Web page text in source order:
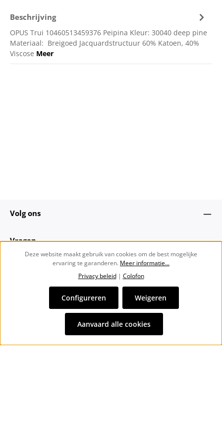
Beschrijving
OPUS Trui 10460513459376 Peipina Kleur: 30040 deep pine
Materiaal: Breigoed Jacquardstructuur 60% Katoen, 40%
Viscose Meer
Volg ons
Vragen
Alle prijzen incl. btw plusverzendkosten
bezorgkosten, indien niet anders vermeld.
Deze website maakt gebruik van cookies om de best mogelijke
ervaring te garanderen. Meer informatie...
Privacy beleid| Colofon
Weigeren
Configureren
Aanvaard alle cookies